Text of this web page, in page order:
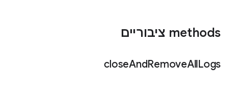
‫methods ציבוריים
closeAndRemoveAllLogs